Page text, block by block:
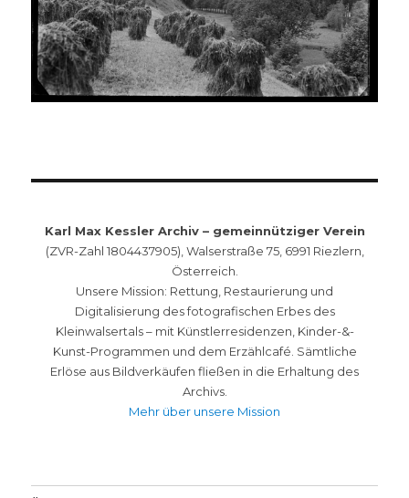
Karl Max Kessler Archiv – gemeinnütziger Verein
(ZVR-Zahl 1804437905), Walserstraße 75, 6991 Riezlern,
Österreich.
Unsere Mission: Rettung, Restaurierung und
Digitalisierung des fotografischen Erbes des
Kleinwalsertals – mit Künstlerresidenzen, Kinder-&-
Kunst-Programmen und dem Erzählcafé. Sämtliche
Erlöse aus Bildverkäufen fließen in die Erhaltung des
Archivs.
Mehr über unsere Mission